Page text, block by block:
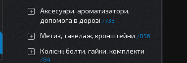
Аксесуари, ароматизатори,
допомога в дорозі
733
Метиз, такелаж, кронштейни 856
Колісні: болти, гайки, комплекти
84